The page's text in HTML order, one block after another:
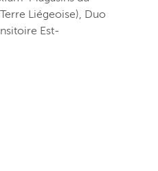
Liégeoise), Duo
Est-